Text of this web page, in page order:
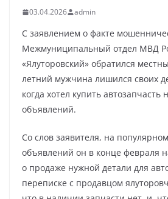
03.04.2026 admin
С заявлением о факте
Межмуниципальный отдел МВД
«Ялуторовский» обратился
летний мужчина лишился своих
когда хотел купить автозапчасть
объявлений.
Со слов заявителя, на
объявлений он в конце февраля
о продаже нужной детали для
переписке с продавцом